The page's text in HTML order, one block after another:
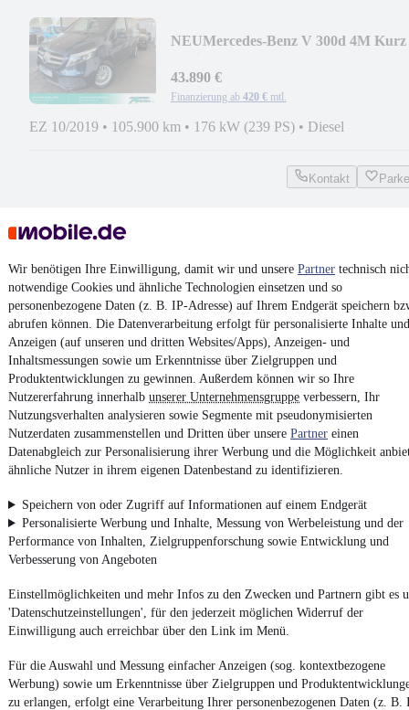
Wir benötigen Ihre Einwilligung, damit wir und unsere Partner technisch
notwendige Cookies und ähnliche Technologien einsetzen und so
personenbezogene Daten (z. B. IP-Adresse) auf Ihrem Endgerät speichern
abrufen können. Die Datenverarbeitung erfolgt für personalisierte Inhalte und
Anzeigen (auf unseren und dritten Websites/Apps), Anzeigen- und
Inhaltsmessungen sowie um Erkenntnisse über Zielgruppen und
Produktentwicklungen zu gewinnen. Außerdem können wir so Ihre
Nutzererfahrung innerhalb unserer Unternehmensgruppe verbessern, Ihr
Nutzungsverhalten analysieren sowie Segmente mit pseudonymisierten
Nutzerdaten zusammenstellen und Dritten über unsere Partner einen
Datenabgleich zur Personalisierung ihrer Werbung und die Möglichkeit
ähnliche Nutzer in ihrem eigenen Datenbestand zu identifizieren.
Speichern von oder Zugriff auf Informationen auf einem Endgerät
Personalisierte Werbung und Inhalte, Messung von Werbeleistung und der
Performance von Inhalten, Zielgruppenforschung sowie Entwicklung und
Verbesserung von Angeboten
Einstellmöglichkeiten und mehr Infos zu den Zwecken und Partnern gibt es
'Datenschutzeinstellungen', für den jederzeit möglichen Widerruf der
Einwilligung auch erreichbar über den Link im Menü.
Für die Auswahl und Messung einfacher Anzeigen (sog. kontextbezogene
Werbung) sowie um Erkenntnisse über Zielgruppen und
zu erlangen, erfolgt eine Verarbeitung Ihrer personenbezogenen Daten (z. B.
NEUMercedes-Benz V 300d 4M Kurz
43.890 €
Finanzierung ab 420 € mtl.
EZ 10/2019 • 105.900 km • 176 kW (239 PS) • Diesel
Kontakt
26.890 €
Finanzierung ab
Unfallfrei•EZ 09/2019•25.500 km•184 kW (250 PS)•
Kontakt
Zurück
1
2
3
¹MwSt. ausweisbar